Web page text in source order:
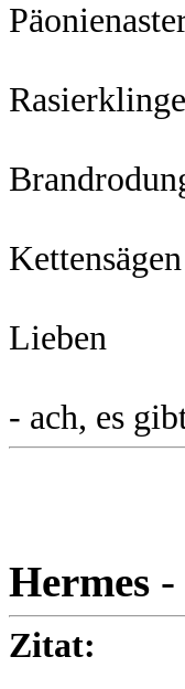
Kettensägen
Lieben
- ach, es
Hermes -
Zitat: